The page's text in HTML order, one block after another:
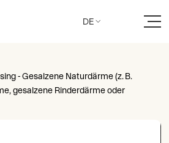
DE
- Gesalzene Naturdärme (z. B.
gesalzene Rinderdärme oder